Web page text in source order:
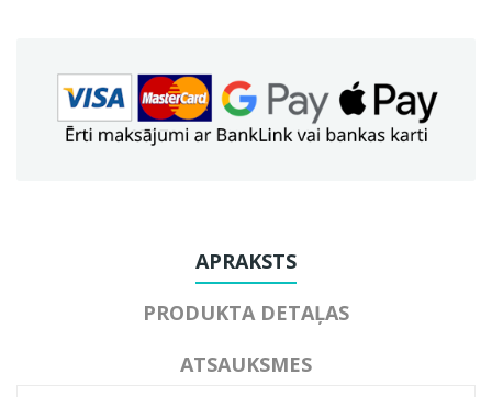
APRAKSTS
PRODUKTA DETAĻAS
ATSAUKSMES